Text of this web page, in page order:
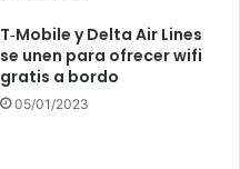
T‑Mobile y Delta Air Lines
se unen para ofrecer wifi
gratis a bordo
05/01/2023